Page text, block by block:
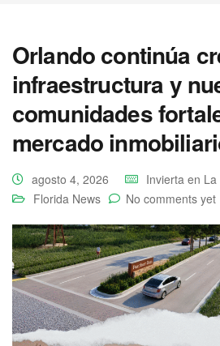
Orlando continúa
infraestructura y
comunidades
mercado
agosto 4, 2026
Invierta en
Florida News
No comments yet